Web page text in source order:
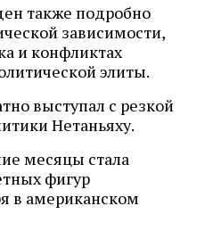
также подробно
зависимости,
и конфликтах
элиты.
выступал с резкой
Нетаньяху.
месяцы стала
фигур
в американском